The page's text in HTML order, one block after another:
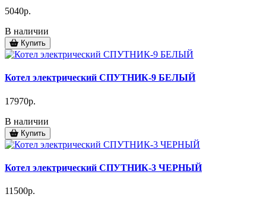
5040р.
В наличии
Купить
Котел электрический СПУТНИК-9 БЕЛЫЙ
17970р.
В наличии
Купить
Котел электрический СПУТНИК-3 ЧЕРНЫЙ
11500р.